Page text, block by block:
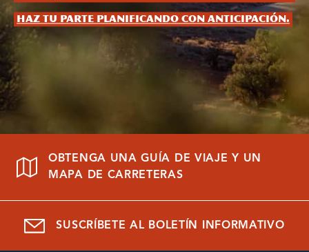
Haz tu parte planificando con anticipación.
OBTENGA UNA GUÍA DE VIAJE Y UN
MAPA DE CARRETERAS
SUSCRÍBETE AL BOLETÍN INFORMATIVO